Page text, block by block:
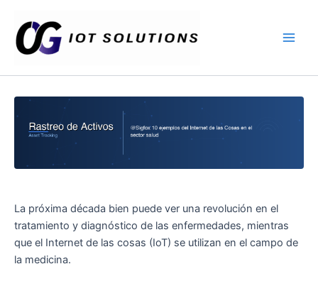
contenido
La próxima década bien puede ver una revolución en el
tratamiento y diagnóstico de las enfermedades, mientras
que el Internet de las cosas (IoT) se utilizan en el campo de
la medicina.